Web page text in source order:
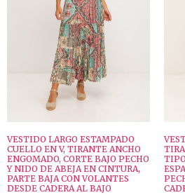
VESTIDO LARGO ESTAMPADO
CUELLO EN V, TIRANTE ANCHO
ENGOMADO, CORTE BAJO PECHO
Y NIDO DE ABEJA EN CINTURA,
PARTE BAJA CON VOLANTES
DESDE CADERA AL BAJO